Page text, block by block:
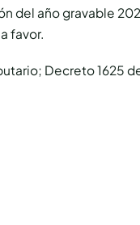
del año gravable
favor.
Decreto 1625